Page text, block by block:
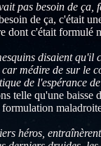
pas besoin de
de ça, c'était
dont c'était formulé
disaient qu'il
médire de sur le
de l'espérance
telle qu'une baisse
héros,